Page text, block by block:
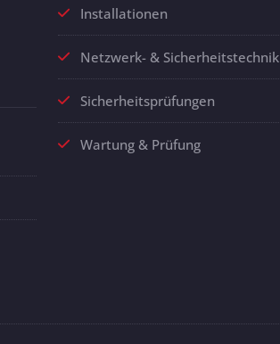
Installationen
Netzwerk- & Sicherheitstechnik
Sicherheitsprüfungen
Wartung & Prüfung